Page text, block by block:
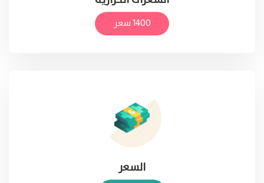
1400 سعر
السعر